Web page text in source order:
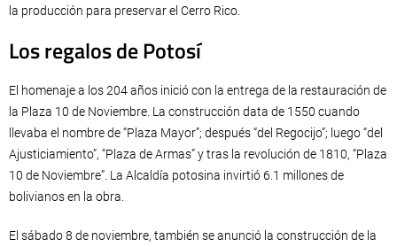
la producción para preservar el Cerro Rico.
Los regalos de Potosí
El homenaje a los 204 años inició con la entrega de la restauración de
la Plaza 10 de Noviembre. La construcción data de 1550 cuando
llevaba el nombre de “Plaza Mayor”; después “del Regocijo”; luego “del
Ajusticiamiento”, “Plaza de Armas” y tras la revolución de 1810, “Plaza
10 de Noviembre”. La Alcaldía potosina invirtió 6.1 millones de
bolivianos en la obra.
El sábado 8 de noviembre, también se anunció la construcción de la